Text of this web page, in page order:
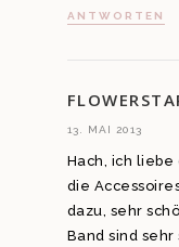
ANTWORTEN
13. MAI 2013
Hach, ich liebe
die
dazu, sehr
Band sind sehr